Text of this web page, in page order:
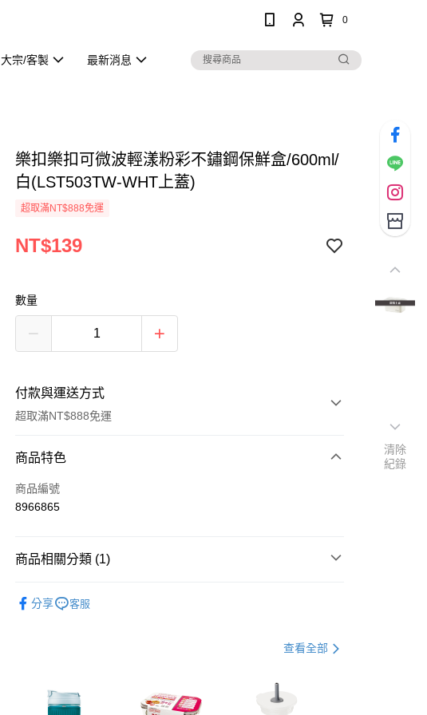
0
大宗/客製 最新消息
樂扣樂扣可微波輕漾粉彩不鏽鋼保鮮盒/600ml/
白(LST503TW-WHT上蓋)
超取滿NT$888免運
NT$139
數量
付款與運送方式
超取滿NT$888免運
付款方式
信用卡一次付款
悠遊付
1.本服務由台灣大哥大提供，台灣大哥大用戶可立即使用無須另外申請。
2.付款方式選擇「大哥付你分期」，訂單成立後會自動跳轉到大哥付的交易
流程，驗證手機門號後，選擇欲分期的期數、繳款截止日，確認付款後即
商品特色
商品編號
8966865
商品相關分類 (1)
分享
客服
查看全部
清除
紀錄